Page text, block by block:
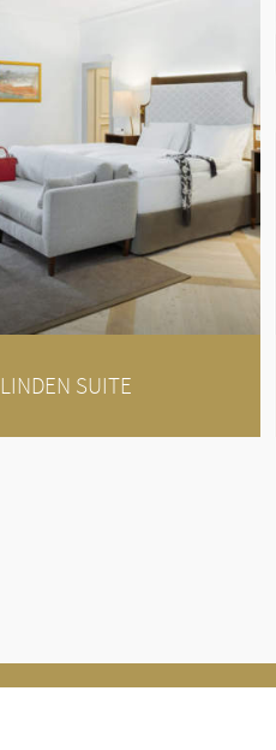
LINDEN SUITE